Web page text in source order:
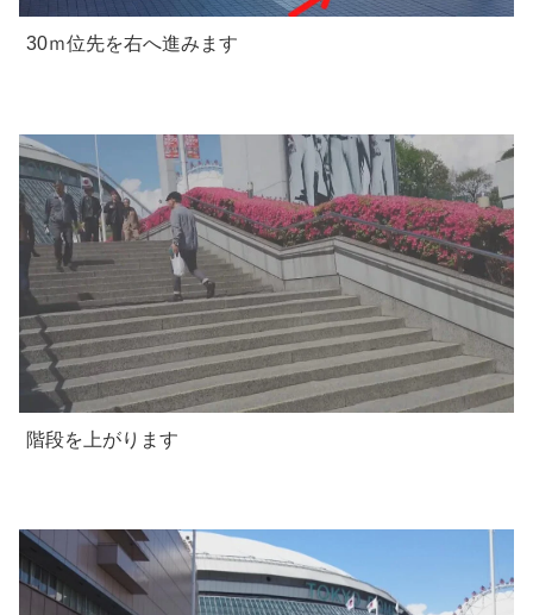
30ｍ位先を右へ進みます
階段を上がります